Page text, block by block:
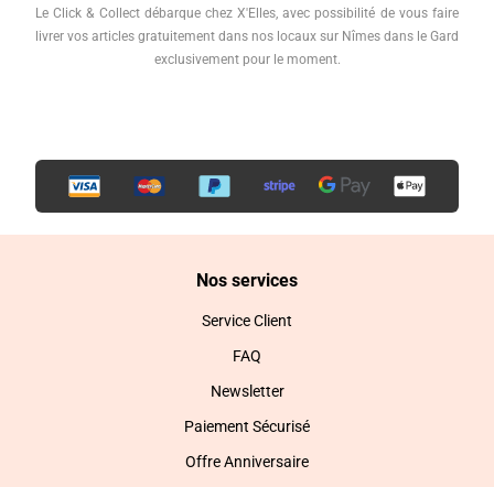
Le Click & Collect débarque chez X'Elles, avec possibilité de vous faire
livrer vos articles gratuitement dans nos locaux sur Nîmes dans le Gard
exclusivement pour le moment.
Nos services
Service Client
FAQ
Newsletter
Paiement Sécurisé
Offre Anniversaire